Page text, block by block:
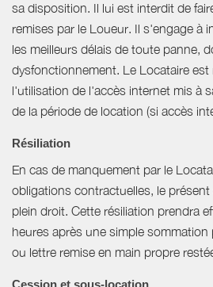
sa disposition. Il lui est interdit de
remises par le Loueur. Il s'engage à
les meilleurs délais de toute panne,
dysfonctionnement. Le Locataire est
l'utilisation de l'accès internet mis à
de la période de location (si accès
Résiliation
En cas de manquement par le
obligations contractuelles, le
plein droit. Cette résiliation prendra
heures après une simple
ou lettre remise en main propre